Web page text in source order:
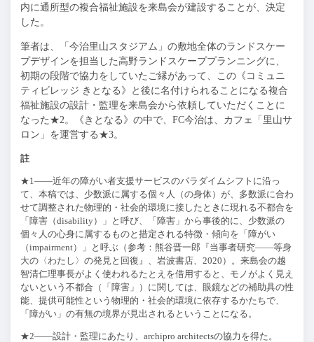
内に通所型の複合福祉施設を来島会が建設することが、決定
した。
筆者は、「今治里山スタジアム」の敷地全体のランドスケー
プデザインを担当した高野ランドスケーププランニングに、
初期の段階で協力をしていたご縁があって、この《コミュニ
ティビレッジ きとなる》と後に名付けられることになる複合
福祉施設の設計・監理を来島会から依頼していただくことに
なった★2。《きとなる》の中で、 FC今治は、カフェ「里山サ
ロン」を運営する★3。
註
★1——近年の障がい者支援サービスのパラダイムシフトに沿っ
て、本稿では、少数派に属する個々人（の身体）が、多数派に合わ
せて調整された物理的・社会的環境に接したときに現れる不都合を
「障害（disability）」と呼び、「障害」から事後的に、少数派の
個々人の心身に属するものと措定される特徴・傾向を「障がい
（impairment）」と呼ぶ（参考：熊谷晋一郎『当事者研究——等身
大の〈わたし〉の発見と回復』、岩波書店、 2020 ）。来島会の越
智清仁理事長がよく使われるたとえを借用すると、モノがよく見え
ないという不都合（「障害」）に関しては、眼鏡などの補助具の性
能、提供可能性という物理的・社会的環境に依存するかたちで、
「障がい」の有無の境界が見出されるということになる。
★2——設計・監理にあたり、 archipro architectsの協力を得た。